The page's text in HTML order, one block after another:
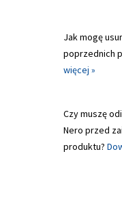
Jak mogę
poprzednich
więcej »
Czy muszę
Nero przed
produktu?